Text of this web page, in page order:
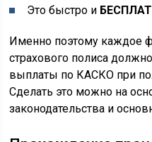
Это быстро и
Именно поэтому каждое
страхового полиса
выплаты по КАСКО при
Сделать это можно на
законодательства и